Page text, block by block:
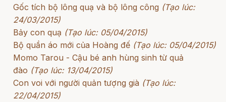
Gốc tích bộ lông quạ và bộ lông công (Tạo lúc:
24/03/2015)
Bảy con quạ (Tạo lúc: 05/04/2015)
Bộ quần áo mới của Hoàng đế (Tạo lúc: 05/04/2015)
Momo Tarou - Cậu bé anh hùng sinh từ quả
đào (Tạo lúc: 13/04/2015)
Con voi với người quản tượng già (Tạo lúc:
22/04/2015)